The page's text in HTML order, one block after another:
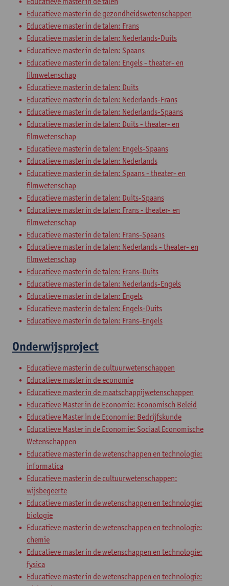
Educatieve master in de gezondheidswetenschappen
Educatieve master in de talen: Frans
Educatieve master in de talen: Nederlands-Duits
Educatieve master in de talen: Spaans
Educatieve master in de talen: Engels - theater- en
filmwetenschap
Educatieve master in de talen: Duits
Educatieve master in de talen: Nederlands-Frans
Educatieve master in de talen: Nederlands-Spaans
Educatieve master in de talen: Duits - theater- en
filmwetenschap
Educatieve master in de talen: Engels-Spaans
Educatieve master in de talen: Nederlands
Educatieve master in de talen: Spaans - theater- en
filmwetenschap
Educatieve master in de talen: Duits-Spaans
Educatieve master in de talen: Frans - theater- en
filmwetenschap
Educatieve master in de talen: Frans-Spaans
Educatieve master in de talen: Nederlands - theater- en
filmwetenschap
Educatieve master in de talen: Frans-Duits
Educatieve master in de talen: Nederlands-Engels
Educatieve master in de talen: Engels
Educatieve master in de talen: Engels-Duits
Educatieve master in de talen: Frans-Engels
Onderwijsproject
Educatieve master in de cultuurwetenschappen
Educatieve master in de economie
Educatieve master in de maatschappijwetenschappen
Educatieve Master in de Economie: Economisch Beleid
Educatieve Master in de Economie: Bedrijfskunde
Educatieve Master in de Economie: Sociaal Economische
Wetenschappen
Educatieve master in de wetenschappen en technologie:
informatica
Educatieve master in de cultuurwetenschappen:
wijsbegeerte
Educatieve master in de wetenschappen en technologie:
biologie
Educatieve master in de wetenschappen en technologie:
chemie
Educatieve master in de wetenschappen en technologie:
fysica
Educatieve master in de wetenschappen en technologie: